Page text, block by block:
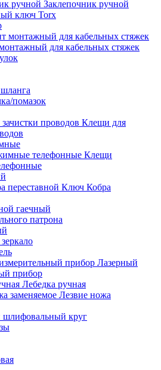
Заклепочник ручной
ключ Torx
для кабельных стяжек
помазок
Клещи для
Клещи
Ключ Кобра
гаечный
патрона
Лазерный
прибор
Лебедка ручная
Лезвие ножа
шлифовальный круг